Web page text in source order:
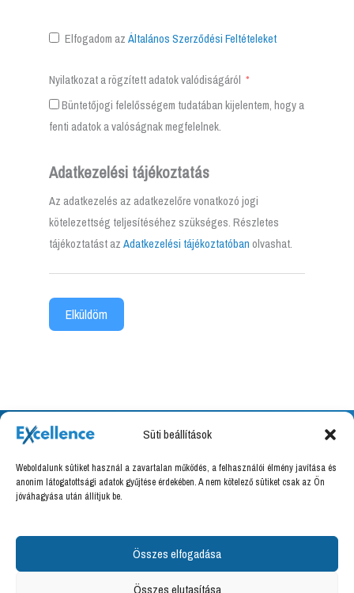
Süti beállítások
Weboldalunk sütiket használ a zavartalan működés, a felhasználói élmény javítása és
anonim látogatottsági adatok gyűjtése érdekében. A nem kötelező sütiket csak az Ön
jóváhagyása után állítjuk be.
Összes elfogadása
Összes elutasítása
Elfogadom azÁltalános Szerződési Feltételeket
Nyilatkozat a rögzített adatok valódiságáról
Büntetőjogi felelősségem tudatában kijelentem, hogy a
fenti adatok a valóságnak megfelelnek.
Adatkezelési tájékoztatás
Az adatkezelés az adatkezelőre vonatkozó jogi
kötelezettség teljesítéséhez szükséges. Részletes
tájékoztatást azAdatkezelési tájékoztatóban olvashat.
Elküldöm
Excellence Training Kft.
8000 Székesfehérvár, Határ utca 16.
Felnőttképzési nyilvántartási szám: B/2020/000094